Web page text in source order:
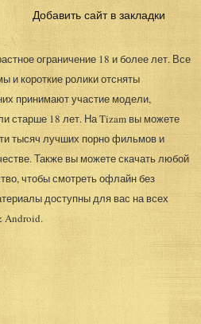
Добавить сайт в закладки
ограничение 18 и более лет. Все
и короткие ролики отсняты
принимают участие модели,
старше 18 лет. На Tizam вы можете
тысяч лучших порно фильмов и
Также вы можете скачать любой
чтобы смотреть офлайн без
доступны для вас на всех
Android.